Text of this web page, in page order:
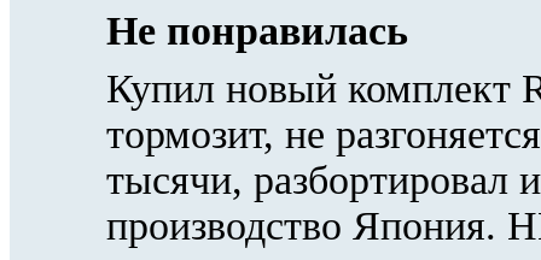
Не понравилась
Купил новый комплект
тормозит, не
тысячи, разбортировал
производство